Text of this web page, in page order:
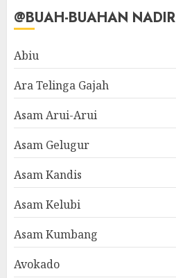
@BUAH-BUAHAN NADIR
Abiu
Ara Telinga Gajah
Asam Arui-Arui
Asam Gelugur
Asam Kandis
Asam Kelubi
Asam Kumbang
Avokado